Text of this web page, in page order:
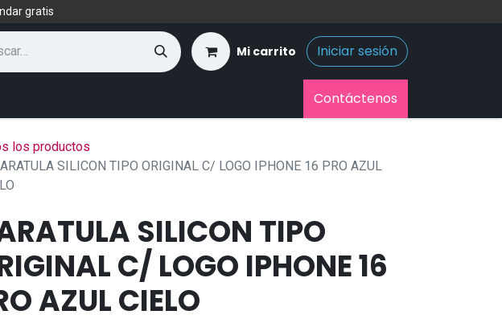
gratis
Mi carrito Iniciar sesión
Contáctenos
los productos
SILICON TIPO ORIGINAL C/ LOGO IPHONE 16 PRO AZUL
SILICON TIPO
C/ LOGO IPHONE 16
AZUL CIELO